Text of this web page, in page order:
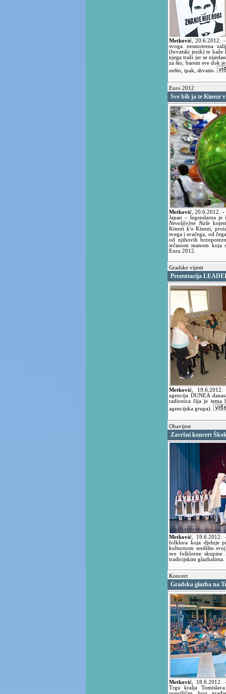
Metković ,20.6.2012. -
svoga nesmotrena
(hrvatski jezik) te kaže
njega traži jer se
za što, barem sve dok
nešto, ipak, shvatio.
Euro 2012
Sve bih ja te Kineze
Metković ,20.6.2012. -
Japan – legendarna je
Nevolj(e)ne Naše
Kinezi k'o Kinezi,
svega i svačega, od
od njihovih
srčanom manom koja
Euru 2012.
Gradske vijesti
Prezentacija
Metković
agencija DUNEA
radionica čija je tema
agencijska grupa).
Obavijest
Završni koncert
Metković 19.6.2012.
folklora koja djeluje
kulturnom središtu
sve folklorne skupine
tradicijskim glazbalima.
Koncert
Gradska glazba na
Metković 18.6.2012.
Trgu kralja